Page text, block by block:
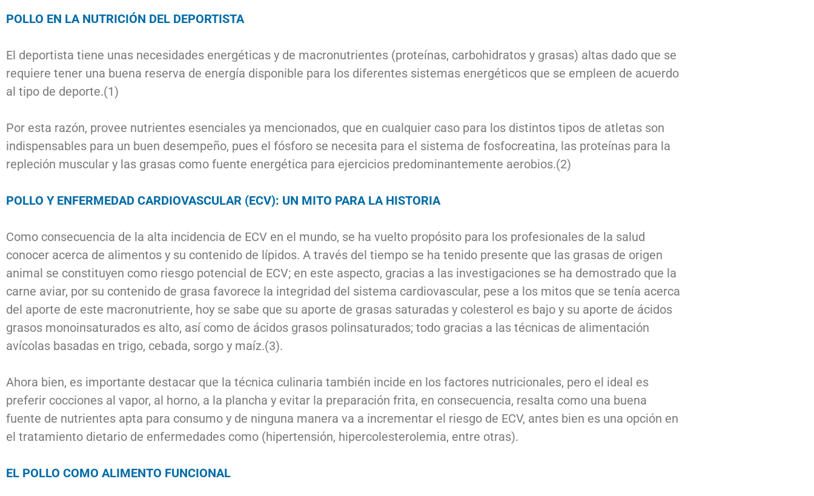
POLLO EN LA NUTRICIÓN DEL DEPORTISTA
El deportista tiene unas necesidades energéticas y de macronutrientes (proteínas, carbohidratos y grasas) altas dado que se
requiere tener una buena reserva de energía disponible para los diferentes sistemas energéticos que se empleen de acuerdo
al tipo de deporte.(1)
Por esta razón, provee nutrientes esenciales ya mencionados, que en cualquier caso para los distintos tipos de atletas son
indispensables para un buen desempeño, pues el fósforo se necesita para el sistema de fosfocreatina, las proteínas para la
repleción muscular y las grasas como fuente energética para ejercicios predominantemente aerobios.(2)
POLLO Y ENFERMEDAD CARDIOVASCULAR (ECV): UN MITO PARA LA HISTORIA
Como consecuencia de la alta incidencia de ECV en el mundo, se ha vuelto propósito para los profesionales de la salud
conocer acerca de alimentos y su contenido de lípidos. A través del tiempo se ha tenido presente que las grasas de origen
animal se constituyen como riesgo potencial de ECV; en este aspecto, gracias a las investigaciones se ha demostrado que la
carne aviar, por su contenido de grasa favorece la integridad del sistema cardiovascular, pese a los mitos que se tenía acerca
del aporte de este macronutriente, hoy se sabe que su aporte de grasas saturadas y colesterol es bajo y su aporte de ácidos
grasos monoinsaturados es alto, así como de ácidos grasos polinsaturados; todo gracias a las técnicas de alimentación
avícolas basadas en trigo, cebada, sorgo y maíz.(3).
Ahora bien, es importante destacar que la técnica culinaria también incide en los factores nutricionales, pero el ideal es
preferir cocciones al vapor, al horno, a la plancha y evitar la preparación frita, en consecuencia, resalta como una buena
fuente de nutrientes apta para consumo y de ninguna manera va a incrementar el riesgo de ECV, antes bien es una opción en
el tratamiento dietario de enfermedades como (hipertensión, hipercolesterolemia, entre otras).
EL POLLO COMO ALIMENTO FUNCIONAL